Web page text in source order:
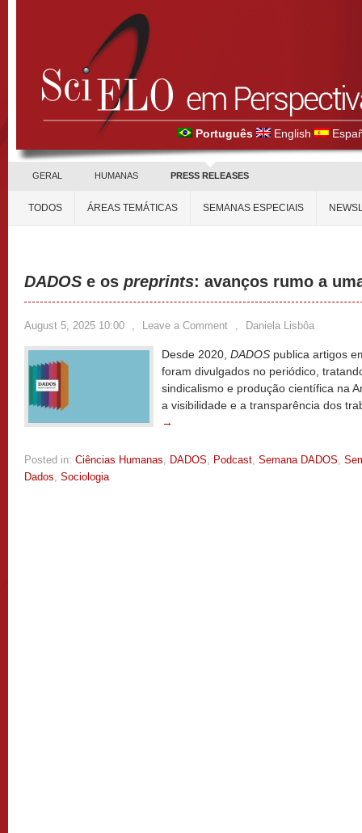
Português English
GERAL HUMANAS PRESS RELEASES
TODOS ÁREAS TEMÁTICAS SEMANAS ESPECIAIS
DADOS e os preprints: avanços rumo a
August 5, 2025 10:00 , Leave a Comment , Daniela Lisbôa
Desde 2020, DADOS publica artigos
foram divulgados no periódico,
sindicalismo e produção científica na
a visibilidade e a transparência dos
→
Posted in: Ciências Humanas, DADOS, Podcast, Semana DADOS,
Dados, Sociologia